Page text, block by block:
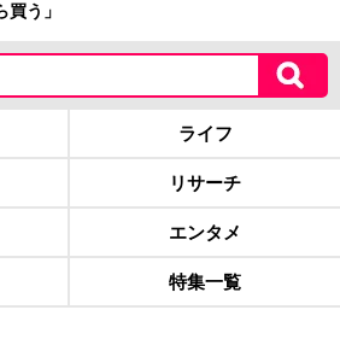
買う」
ライフ
リサーチ
エンタメ
特集一覧